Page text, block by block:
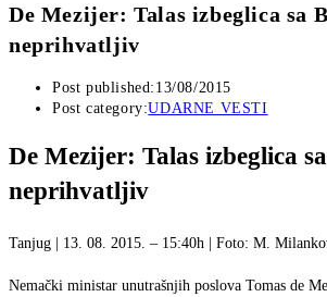
De Mezijer: Talas izbeglica sa
neprihvatljiv
Post published: 13/08/2015
Post category:UDARNE VESTI
De Mezijer: Talas izbeglica
neprihvatljiv
Tanjug | 13. 08. 2015. – 15:40h | Foto: M.
Nemački ministar unutrašnjih poslova Tomas de